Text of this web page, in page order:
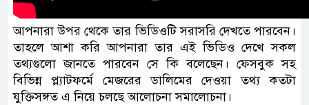
আপনারা উপর থেকে তার ভিডিওটি সরাসরি দেখতে পারবেন।
তাহলে আশা করি আপনারা তার এই ভিডিও দেখে সকল
তথ্যগুলো জানতে পারবেন সে কি বলেছেন। ফেসবুক সহ
বিভিন্ন প্ল্যাটফর্মে মেজরের ডালিমের দেওয়া তথ্য কতটা
যুক্তিসঙ্গত এ নিয়ে চলছে আলোচনা সমালোচনা।